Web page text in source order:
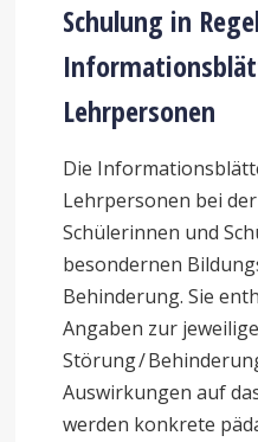
Schulung in
Lehrpersonen
Die
Lehrpersonen bei
Schülerinnen und
besondernen
Behinderung. Sie
Angaben zur
Störung /
Auswirkungen auf
werden konkrete